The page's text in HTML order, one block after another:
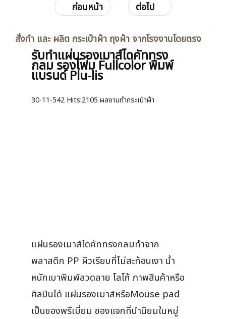
ก่อนหน้า ต่อไป
สั่งทำ และ ผลิต กระเป๋าผ้า ถุงผ้า จากโรงงานโดยตรง
รับทำแผ่นรองเมาส์ไดคัททรง
กลม รองโฟม Fullcolor พิมพ์
แบรนด์ Plu-lis
30-11-542 Hits:2105 ผลงานทำกระเป๋าผ้า
แผ่นรองเมาส์ไดคัททรงกลมทำจาก
พลาสติก PP ผิวเรียบที่ไม่สะท้อนเงา น้ำ
หนักเบาพิมพ์ลวดลาย โลโก้ ภาพสินค้าหรือ
ศิลปินได้ แผ่นรองเมาส์หรือMouse pad
เป็นของพรีเมี่ยม ของแจกที่นำนิยมในหมู่